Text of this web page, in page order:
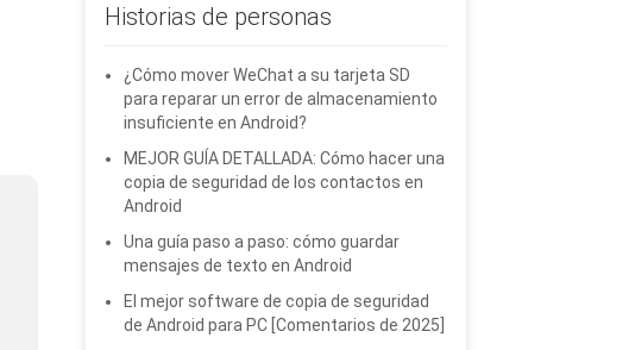
Historias de personas
¿Cómo mover WeChat a su tarjeta SD
para reparar un error de almacenamiento
insuficiente en Android?
MEJOR GUÍA DETALLADA: Cómo hacer una
copia de seguridad de los contactos en
Android
Una guía paso a paso: cómo guardar
mensajes de texto en Android
El mejor software de copia de seguridad
de Android para PC [Comentarios de 2025]